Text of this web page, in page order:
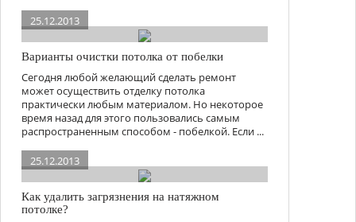
25.12.2013
Варианты очистки потолка от побелки
Сегодня любой желающий сделать ремонт
может осуществить отделку потолка
практически любым материалом. Но некоторое
время назад для этого пользовались самым
распространенным способом - побелкой. Если ...
25.12.2013
Как удалить загрязнения на натяжном
потолке?